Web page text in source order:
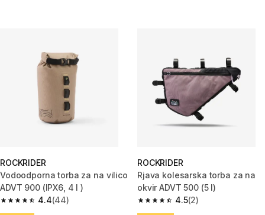
ROCKRIDER
Vodoodporna torba za na vilico
ADVT 900 (IPX6, 4 l )
4.4
4.4 od 5 zvezdic from 44 ocene
(44)
ROCKRIDER
Rjava kolesarska torba za na
okvir ADVT 500 (5 l)
4.5
4.5 od 5 zvezdic from 2 ocene
(2)